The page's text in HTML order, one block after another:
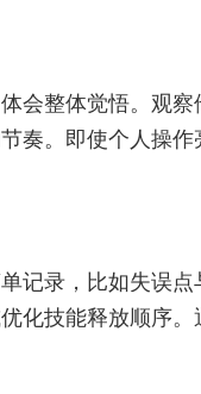
会整体觉悟。观
奏。即使个人操
记录，比如失误
化技能释放顺序